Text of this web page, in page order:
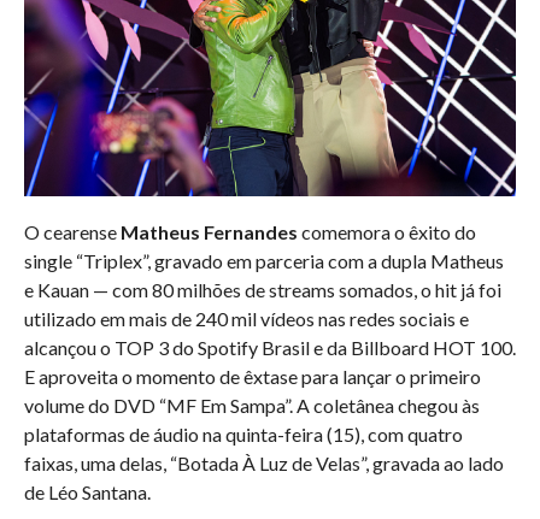
O cearense Matheus Fernandes comemora o êxito do
single “Triplex”, gravado em parceria com a dupla Matheus
e Kauan — com 80 milhões de streams somados, o hit já foi
utilizado em mais de 240 mil vídeos nas redes sociais e
alcançou o TOP 3 do Spotify Brasil e da Billboard HOT 100.
E aproveita o momento de êxtase para lançar o primeiro
volume do DVD “MF Em Sampa”. A coletânea chegou às
plataformas de áudio na quinta-feira (15), com quatro
faixas, uma delas, “Botada À Luz de Velas”, gravada ao lado
de Léo Santana.